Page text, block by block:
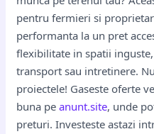
pentru fermieri si
performanta la un pret
flexibilitate in spatii
transport sau intretinere.
proiectele! Gaseste oferte
buna peanunt.site, unde
preturi. Investeste astazi